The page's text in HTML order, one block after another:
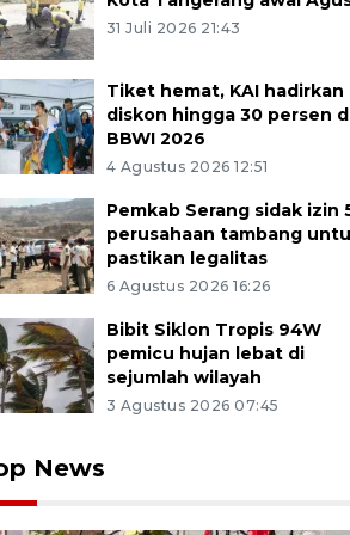
31 Juli 2026 21:43
Tiket hemat, KAI hadirkan
diskon hingga 30 persen
BBWI 2026
4 Agustus 2026 12:51
Pemkab Serang sidak izin
perusahaan tambang
pastikan legalitas
6 Agustus 2026 16:26
Bibit Siklon Tropis 94W
pemicu hujan lebat di
sejumlah wilayah
3 Agustus 2026 07:45
News